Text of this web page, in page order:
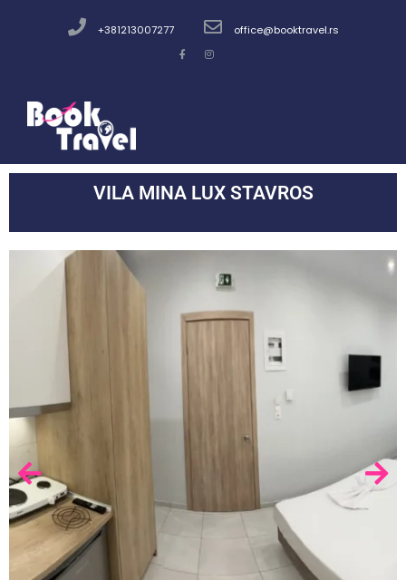
+381213007277 office@booktravel.rs
VILA MINA LUX STAVROS